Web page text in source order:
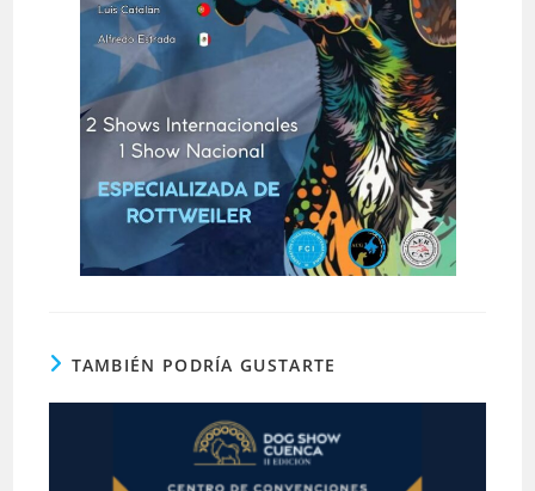
TAMBIÉN PODRÍA GUSTARTE